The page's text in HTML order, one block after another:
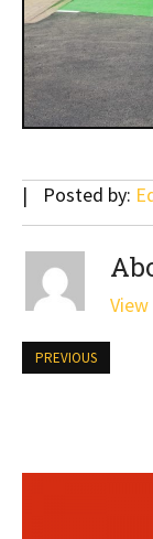
Posted by:
PREVIOUS